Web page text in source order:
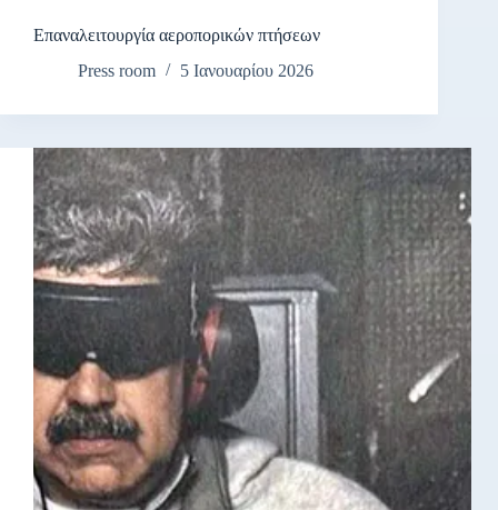
Επαναλειτουργία αεροπορικών πτήσεων
Press room
5 Ιανουαρίου 2026